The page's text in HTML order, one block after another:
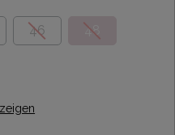
46 48